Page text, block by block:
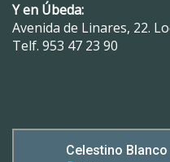
Y en Úbeda:
Avenida de Linares, 22.
Telf. 953 47 23 90